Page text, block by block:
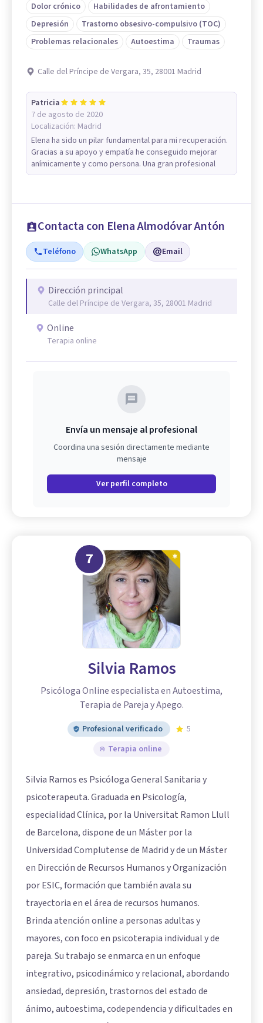
Dolor crónico
Habilidades de afrontamiento
Depresión
Trastorno obsesivo-compulsivo (TOC)
Problemas relacionales
Autoestima Traumas
Calle del Príncipe de Vergara, 35, 28001 Madrid
Patricia
7 de agosto de 2020
Localización: Madrid
Elena ha sido un pilar fundamental para mi recuperación.
Gracias a su apoyo y empatía he conseguido mejorar
anímicamente y como persona. Una gran profesional
Contacta con Elena Almodóvar Antón
Teléfono WhatsApp Email
Dirección principal
Calle del Príncipe de Vergara, 35, 28001 Madrid
Online
Terapia online
Envía un mensaje al profesional
Coordina una sesión directamente mediante
mensaje
Ver perfil completo
7
Silvia Ramos
Psicóloga Online especialista en Autoestima,
Terapia de Pareja y Apego.
Profesional verificado
5
Terapia online
Silvia Ramos es Psicóloga General Sanitaria y
psicoterapeuta. Graduada en Psicología,
especialidad Clínica, por la Universitat Ramon Llull
de Barcelona, dispone de un Máster por la
Universidad Complutense de Madrid y de un Máster
en Dirección de Recursos Humanos y Organización
por ESIC, formación que también avala su
trayectoria en el área de recursos humanos.
Brinda atención online a personas adultas y
mayores, con foco en psicoterapia individual y de
pareja. Su trabajo se enmarca en un enfoque
integrativo, psicodinámico y relacional, abordando
ansiedad, depresión, trastornos del estado de
ánimo, autoestima, codependencia y dificultades en